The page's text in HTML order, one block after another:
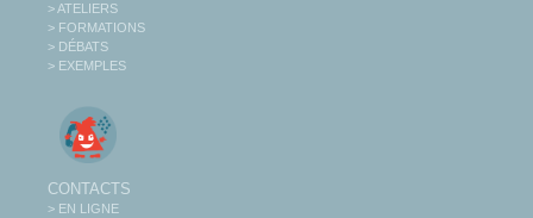
> ATELIERS
> FORMATIONS
> DÉBATS
> EXEMPLES
CONTACTS
> EN LIGNE